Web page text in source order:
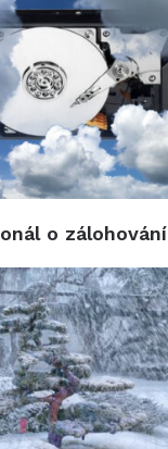
o zálohování